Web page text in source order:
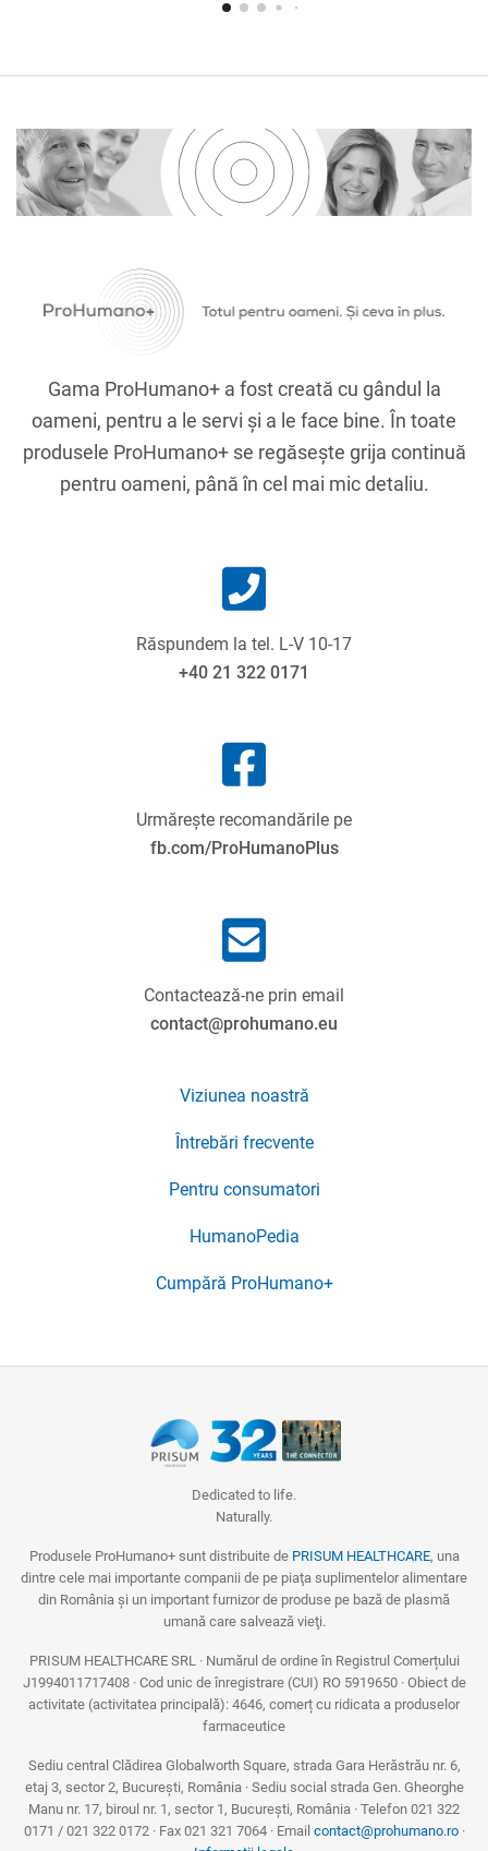
Gama ProHumano+ a fost creată cu gândul la
oameni, pentru a le servi și a le face bine. În toate
produsele ProHumano+ se regăseşte grija continuă
pentru oameni, până în cel mai mic detaliu.
Răspundem la tel. L-V 10-17
+40 21 322 0171
Urmărește recomandările pe
fb.com/ProHumanoPlus
Contactează-ne prin email
contact@prohumano.eu
Viziunea noastră
Întrebări frecvente
Pentru consumatori
HumanoPedia
Cumpără ProHumano+
Dedicated to life.
Naturally.
Produsele ProHumano+ sunt distribuite de PRISUM HEALTHCARE, una
dintre cele mai importante companii de pe piaţa suplimentelor alimentare
din România și un important furnizor de produse pe bază de plasmă
umană care salvează vieţi.
PRISUM HEALTHCARE SRL · Numărul de ordine în Registrul Comerțului
J1994011717408 · Cod unic de înregistrare (CUI) RO 5919650 · Obiect de
activitate (activitatea principală): 4646, comerț cu ridicata a produselor
farmaceutice
Sediu central Clădirea Globalworth Square, strada Gara Herăstrău nr. 6,
etaj 3, sector 2, București, România · Sediu social strada Gen. Gheorghe
Manu nr. 17, biroul nr. 1, sector 1, București, România · Telefon 021 322
0171 / 021 322 0172 · Fax 021 321 7064 · Email contact@prohumano.ro·